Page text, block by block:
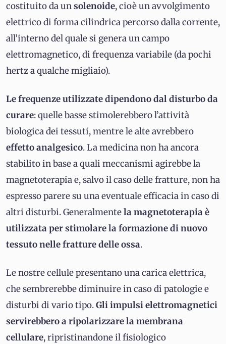
costituito da unsolenoide, cioè un avvolgimento
elettrico di forma cilindrica percorso dalla corrente,
all’interno del quale si genera un campo
elettromagnetico, di frequenza variabile (da pochi
hertz a qualche migliaio).
Lefrequenze utilizzate dipendono dal disturbo da
curare: quelle basse stimolerebbero l’attività
biologica dei tessuti, mentre le alte avrebbero
effetto analgesico. La medicina non ha ancora
stabilito in base a quali meccanismi agirebbe la
magnetoterapia e, salvo il caso delle fratture, non ha
espresso parere su una eventuale efficacia in caso di
altri disturbi. Generalmentela magnetoterapia è
utilizzata per stimolare la formazione di nuovo
tessuto nelle fratture delle ossa.
Le nostre cellule presentano una carica elettrica,
che sembrerebbe diminuire in caso di patologie e
disturbi di vario tipo.Gli impulsi elettromagnetici
servirebbero a ripolarizzare la membrana
cellulare, ripristinandone il fisiologico